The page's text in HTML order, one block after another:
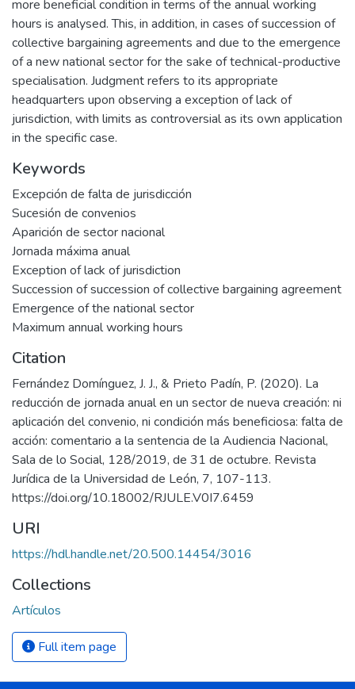
more beneficial condition in terms of the annual working
hours is analysed. This, in addition, in cases of succession of
collective bargaining agreements and due to the emergence
of a new national sector for the sake of technical-productive
specialisation. Judgment refers to its appropriate
headquarters upon observing a exception of lack of
jurisdiction, with limits as controversial as its own application
in the specific case.
Keywords
Excepción de falta de jurisdicción
Sucesión de convenios
Aparición de sector nacional
Jornada máxima anual
Exception of lack of jurisdiction
Succession of succession of collective bargaining agreement
Emergence of the national sector
Maximum annual working hours
Citation
Fernández Domínguez, J. J., & Prieto Padín, P. (2020). La
reducción de jornada anual en un sector de nueva creación: ni
aplicación del convenio, ni condición más beneficiosa: falta de
acción: comentario a la sentencia de la Audiencia Nacional,
Sala de lo Social, 128/2019, de 31 de octubre. Revista
Jurídica de la Universidad de León, 7, 107-113.
https://doi.org/10.18002/RJULE.V0I7.6459
URI
https://hdl.handle.net/20.500.14454/3016
Collections
Artículos
Full item page